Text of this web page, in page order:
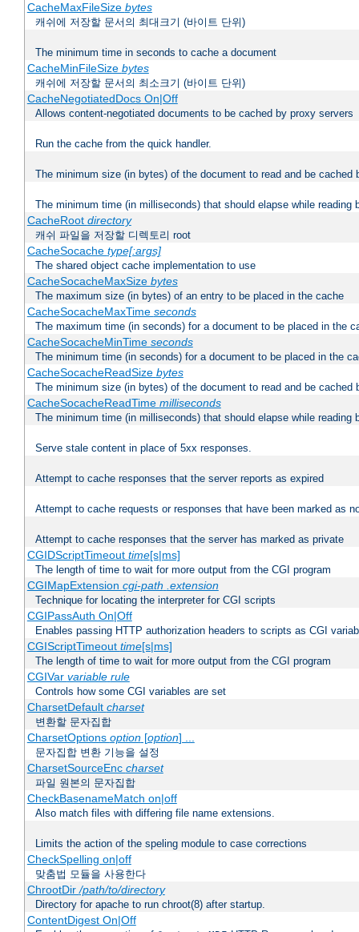
CacheMaxFileSize bytes
캐쉬에 저장할 문서의 최대크기 (바이트 단위)
The minimum time in seconds to cache a document
CacheMinFileSize bytes
캐쉬에 저장할 문서의 최소크기 (바이트 단위)
CacheNegotiatedDocs On|Off
Allows content-negotiated documents to be cached by proxy servers
Run the cache from the quick handler.
The minimum size (in bytes) of the document to read and be cached
The minimum time (in milliseconds) that should elapse while reading
CacheRoot directory
캐쉬 파일을 저장할 디렉토리 root
CacheSocache type[:args]
The shared object cache implementation to use
CacheSocacheMaxSize bytes
The maximum size (in bytes) of an entry to be placed in the cache
CacheSocacheMaxTime seconds
The maximum time (in seconds) for a document to be placed in the
CacheSocacheMinTime seconds
The minimum time (in seconds) for a document to be placed in the
CacheSocacheReadSize bytes
The minimum size (in bytes) of the document to read and be cached
CacheSocacheReadTime milliseconds
The minimum time (in milliseconds) that should elapse while reading
Serve stale content in place of 5xx responses.
Attempt to cache responses that the server reports as expired
Attempt to cache requests or responses that have been marked as
Attempt to cache responses that the server has marked as private
CGIDScriptTimeout time[s|ms]
The length of time to wait for more output from the CGI program
CGIMapExtension cgi-path .extension
Technique for locating the interpreter for CGI scripts
CGIPassAuth On|Off
Enables passing HTTP authorization headers to scripts as CGI
CGIScriptTimeout time[s|ms]
The length of time to wait for more output from the CGI program
CGIVar variable rule
Controls how some CGI variables are set
CharsetDefault charset
변환할 문자집합
CharsetOptions option[option] ...
문자집합 변환 기능을 설정
CharsetSourceEnc charset
파일 원본의 문자집합
CheckBasenameMatch on|off
Also match files with differing file name extensions.
Limits the action of the speling module to case corrections
CheckSpelling on|off
맞춤법 모듈을 사용한다
ChrootDir/path/to/directory
Directory for apache to run chroot(8) after startup.
ContentDigest On|Off